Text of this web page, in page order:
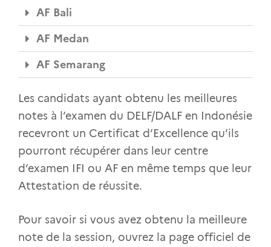
AF Bali
AF Medan
AF Semarang
Les candidats ayant obtenu les meilleures
notes à l’examen du DELF/DALF en Indonésie
recevront un Certificat d’Excellence qu’ils
pourront récupérer dans leur centre
d’examen IFI ou AF en même temps que leur
Attestation de réussite.
Pour savoir si vous avez obtenu la meilleure
note de la session, ouvrez la page officiel de